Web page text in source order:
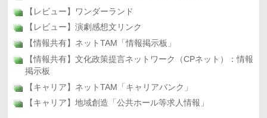
【レビュー】ワンダーランド
【レビュー】演劇感想文リンク
【情報共有】ネットTAM「情報掲示板」
【情報共有】文化政策提言ネットワーク（CPネット）：情報
掲示板
【キャリア】ネットTAM「キャリアバンク」
【キャリア】地域創造「公共ホール等求人情報」